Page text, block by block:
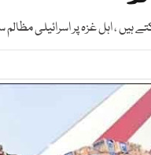
، اہل غزہ پر اسرائیلی